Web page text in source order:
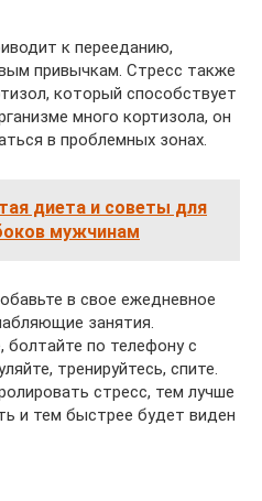
к перееданию,
привычкам. Стресс также
который способствует
много кортизола, он
в проблемных зонах.
диета и советы для
мужчинам
в свое ежедневное
занятия.
болтайте по телефону с
тренируйтесь, спите.
стресс, тем лучше
и тем быстрее будет виден